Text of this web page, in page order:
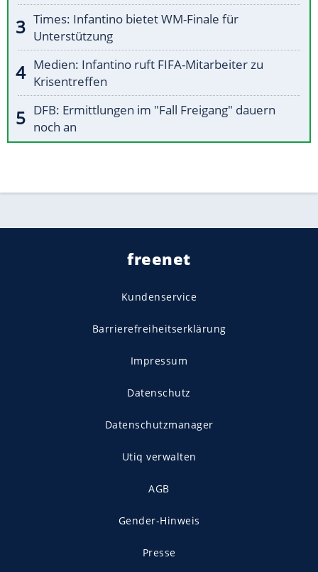
Times: Infantino bietet WM-Finale für
Unterstützung
Medien: Infantino ruft FIFA-Mitarbeiter zu
Krisentreffen
DFB: Ermittlungen im "Fall Freigang" dauern
noch an
freenet
Kundenservice
Barrierefreiheitserklärung
Impressum
Datenschutz
Datenschutzmanager
Utiq verwalten
AGB
Gender-Hinweis
Presse